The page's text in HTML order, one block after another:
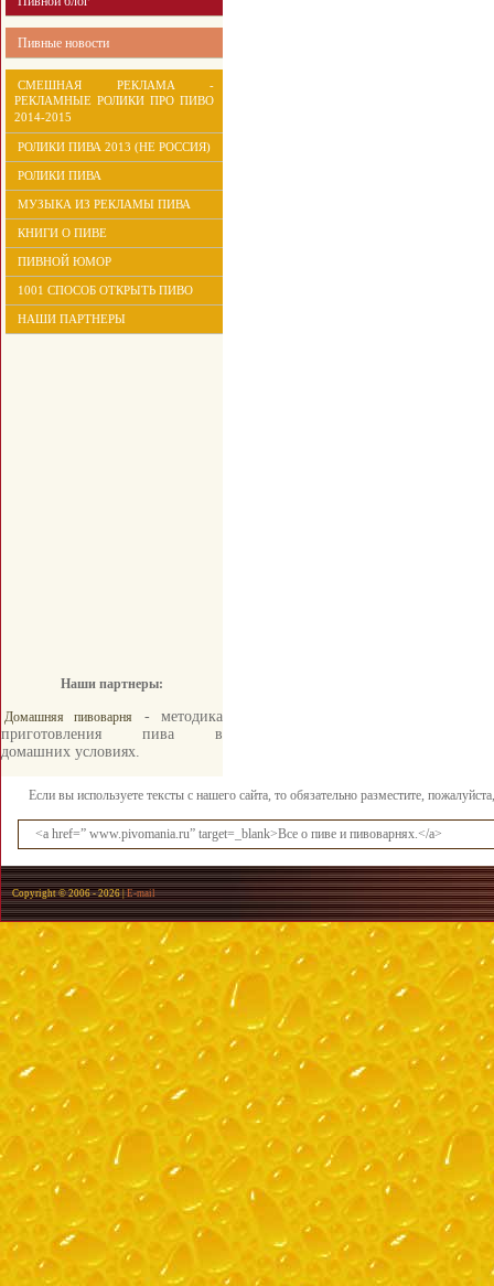
Пивные новости
СМЕШНАЯ РЕКЛАМА -
РЕКЛАМНЫЕ РОЛИКИ ПРО ПИВО
2014-2015
РОЛИКИ ПИВА 2013 (НЕ РОССИЯ)
РОЛИКИ ПИВА
МУЗЫКА ИЗ РЕКЛАМЫ ПИВА
КНИГИ О ПИВЕ
ПИВНОЙ ЮМОР
1001 СПОСОБ ОТКРЫТЬ ПИВО
НАШИ ПАРТНЕРЫ
Наши партнеры:
Домашняя пивоварня
- методика
приготовления пива в
домашних условиях.
Если вы используете тексты с нашего сайта, то обязательно разместите,
<a href=” www.pivomania.ru” target=_blank>Все о пиве и пивоварнях.</a>
Copyright © 2006 -2026 |E-mail